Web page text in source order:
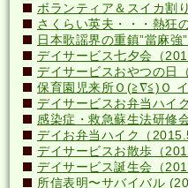
ボランティア＆スイカ割
さくらい英夫・・・熱狂
日本歌謡界の重鎮”當麻
デイサービス七夕会（
デイサービスおやつの日
保育園児来所Ｏ(≧∇≦)Ｏ
デイサービスお弁当ハイ
感染症・救急蘇生法研修
デイお弁当ハイク（
デイサービスお散歩（
デイサービス誕生会（
所信表明〜サバイバル